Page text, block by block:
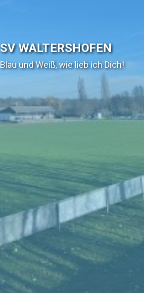
SV WALTERSHOFEN
Blau und Weiß, wie lieb ich Dich!